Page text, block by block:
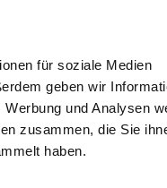
für soziale Medien
geben wir
und Analysen
zusammen, die Sie
haben.
Gutscheine